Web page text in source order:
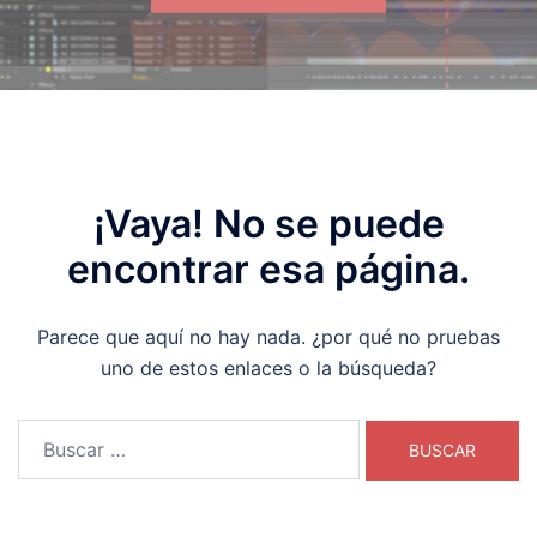
¡Vaya! No se puede
encontrar esa página.
Parece que aquí no hay nada. ¿por qué no pruebas
uno de estos enlaces o la búsqueda?